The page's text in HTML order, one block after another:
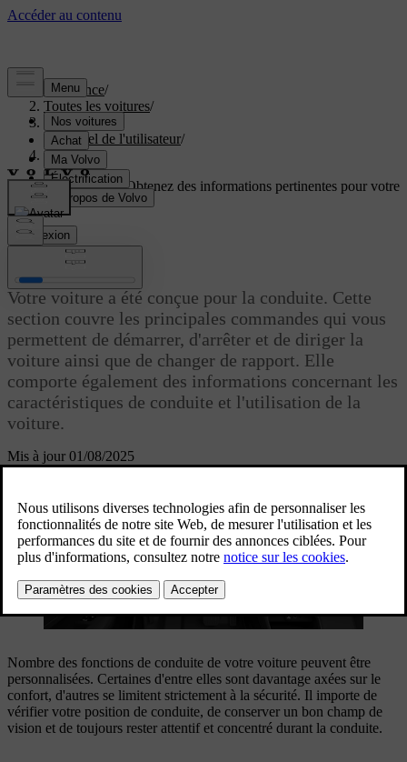
Assistance/
Toutes les voitures/
EC40 2027/
Manuel de l'utilisateur/
Conduite
Soutien personnaliséObtenez des informations pertinentes pour votre
voiture.
Connexion
Mis à jour 01/08/2025
Votre voiture a été conçue pour la conduite. Cette
section couvre les principales commandes qui vous
permettent de démarrer, d'arrêter et de diriger la
voiture ainsi que de changer de rapport. Elle
comporte également des informations concernant les
caractéristiques de conduite et l'utilisation de la
voiture.
3
Régler les rétroviseurs extérieurs
Nombre des fonctions de conduite de votre voiture peuvent être
personnalisées. Certaines d'entre elles sont davantage axées sur le
confort, d'autres se limitent strictement à la sécurité. Il importe de
vérifier votre position de conduite, de conserver un bon champ de
vision et de toujours rester attentif et concentré durant la conduite.